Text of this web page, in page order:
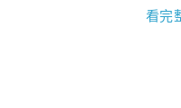
看完